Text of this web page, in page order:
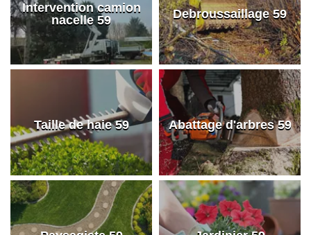
Intervention camion
nacelle 59
Debroussaillage 59
Taille de haie 59 Abattage d'arbres 59